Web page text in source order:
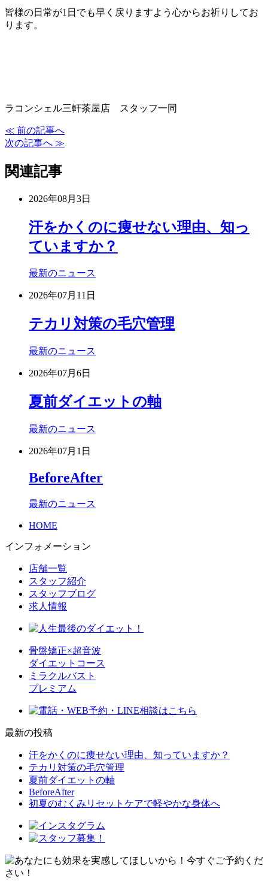
皆様の日常が1日でも早く戻りますよう心からお祈りしてお
ります。
ラコンシェル三軒茶屋店 スタッフ一同
≪ 前の記事へ
次の記事へ ≫
関連記事
2026年08月3日
汗をかくのに痩せない理由、知っ
ていますか？
最新のニュース
2026年07月11日
テカリ対策の毛穴管理
最新のニュース
2026年07月6日
夏前ダイエットの軸
最新のニュース
2026年07月1日
BeforeAfter
最新のニュース
HOME
インフォメーション
店舗一覧
スタッフ紹介
スタッフブログ
求人情報
骨盤矯正×超音波
ダイエットコース
ミラクルバスト
プレミアム
最新の投稿
汗をかくのに痩せない理由、知っていますか？
テカリ対策の毛穴管理
夏前ダイエットの軸
BeforeAfter
初夏のむくみリセットケアで軽やかな身体へ